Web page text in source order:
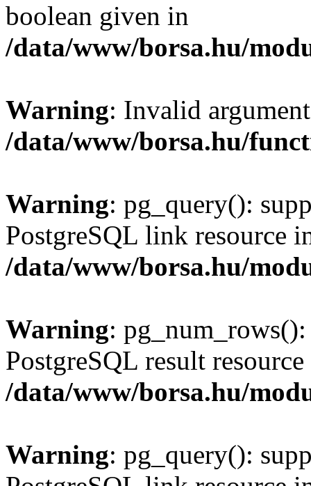
boolean given in
/data/www/borsa.hu/
Warning: Invalid
/data/www/borsa.hu/
Warning: pg_query():
PostgreSQL link resource
/data/www/borsa.hu/
Warning:
PostgreSQL result
/data/www/borsa.hu/
Warning: pg_query():